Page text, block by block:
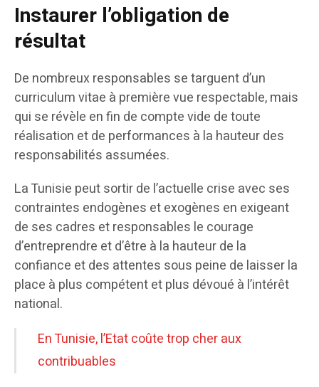
Instaurer l’obligation de
résultat
De nombreux responsables se targuent d’un
curriculum vitae à première vue respectable, mais
qui se révèle en fin de compte vide de toute
réalisation et de performances à la hauteur des
responsabilités assumées.
La Tunisie peut sortir de l’actuelle crise avec ses
contraintes endogènes et exogènes en exigeant
de ses cadres et responsables le courage
d’entreprendre et d’être à la hauteur de la
confiance et des attentes sous peine de laisser la
place à plus compétent et plus dévoué à l’intérêt
national.
En Tunisie, l’Etat coûte trop cher aux
contribuables